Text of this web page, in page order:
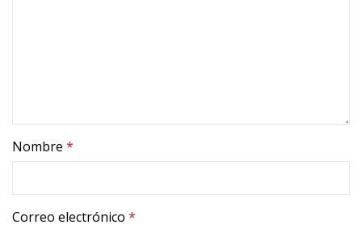
Nombre *
Correo electrónico *